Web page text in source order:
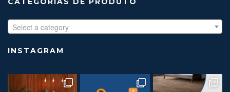
Select a category
INSTAGRAM